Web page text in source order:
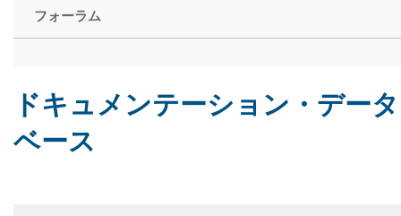
フォーラム
ドキュメンテーション・データ
ベース